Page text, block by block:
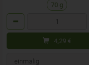
70 g
4,29 €